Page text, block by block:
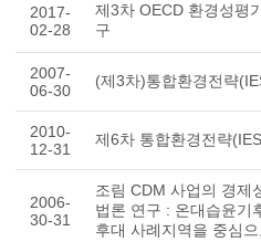
2017-
02-28
제3차 OECD 환경성평
구
2007-
06-30
(제3차)통합환경전략
2010-
12-31
제6차 통합환경전략
2006-
30-31
조림 CDM 사업의 경제
법론 연구 : 온대습윤기
후대 사례지역을 중심으